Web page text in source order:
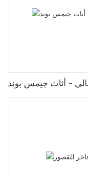
- أثاث جيمس بوند